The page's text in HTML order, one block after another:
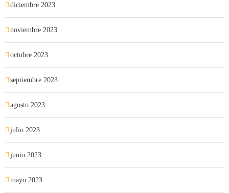
diciembre 2023
noviembre 2023
octubre 2023
septiembre 2023
agosto 2023
julio 2023
junio 2023
mayo 2023